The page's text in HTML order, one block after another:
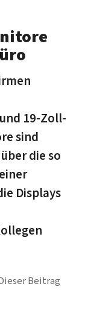
19-Zoll-
sind
die so
Displays
Beitrag